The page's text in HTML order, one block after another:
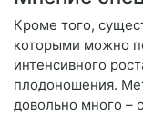
Кроме того,
которыми можно
интенсивного
плодоношения.
довольно много –